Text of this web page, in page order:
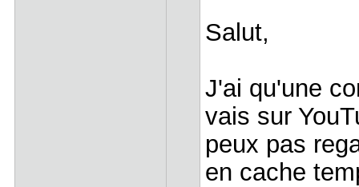
Salut,
J'ai qu'une
vais sur
peux pas
en cache